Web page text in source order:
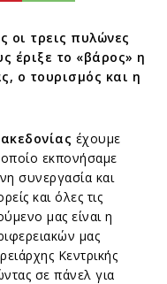
οι τρεις πυλώνες
έριξε το «βάρος» η
ο τουρισμός και η
έχουμε
εκπονήσαμε
συνεργασία και
και όλες τις
μας είναι η
μας
Κεντρικής
σε πάνελ για